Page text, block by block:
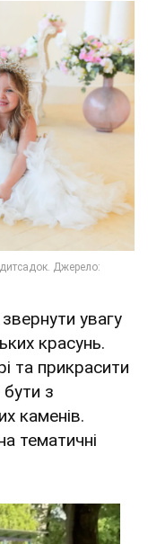
увагу
красунь.
та прикрасити
з
каменів.
тематичні